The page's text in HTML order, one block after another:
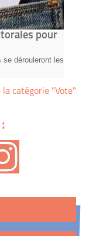
pour
se dérouleront les
catégorie "Vote"